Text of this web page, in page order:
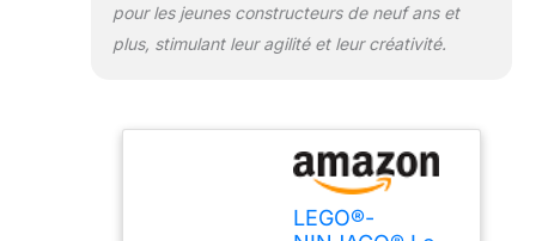
pour les jeunes constructeurs de neuf ans et
plus, stimulant leur agilité et leur créativité.
LEGO®-